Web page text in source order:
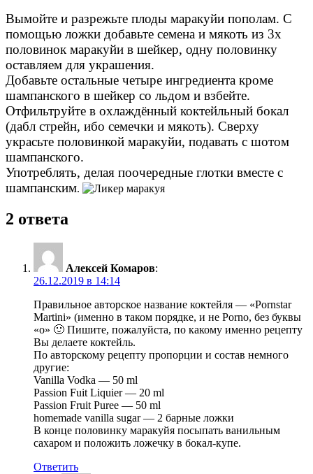
Вымойте и разрежьте плоды маракуйи пополам. С
помощью ложки добавьте семена и мякоть из 3х
половинок маракуйи в шейкер, одну половинку
оставляем для украшения.
Добавьте остальные четыре ингредиента кроме
шампанского в шейкер со льдом и взбейте.
Отфильтруйте в охлаждённый коктейльный бокал
(дабл стрейн, ибо семечки и мякоть). Сверху
украсьте половинкой маракуйи, подавать с шотом
шампанского.
Употреблять, делая поочередные глотки вместе с
шампанским.
2 ответа
Алексей Комаров:
26.12.2019 в 14:14
Правильное авторское название коктейля — «Pornstar
Martini» (именно в таком порядке, и не Porno, без буквы
«o» 🙂 Пишите, пожалуйста, по какому именно рецепту
Вы делаете коктейль.
По авторскому рецепту пропорции и состав немного
другие:
Vanilla Vodka — 50 ml
Passion Fuit Liquier — 20 ml
Passion Fruit Puree — 50 ml
homemade vanilla sugar — 2 барные ложки
В конце половинку маракуйя посыпать ванильным
сахаром и положить ложечку в бокал-купе.
Ответить